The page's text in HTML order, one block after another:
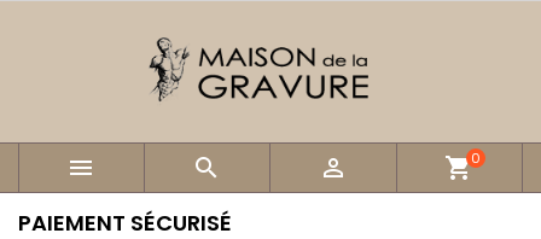
   shopping_cart0
PAIEMENT SÉCURISÉ